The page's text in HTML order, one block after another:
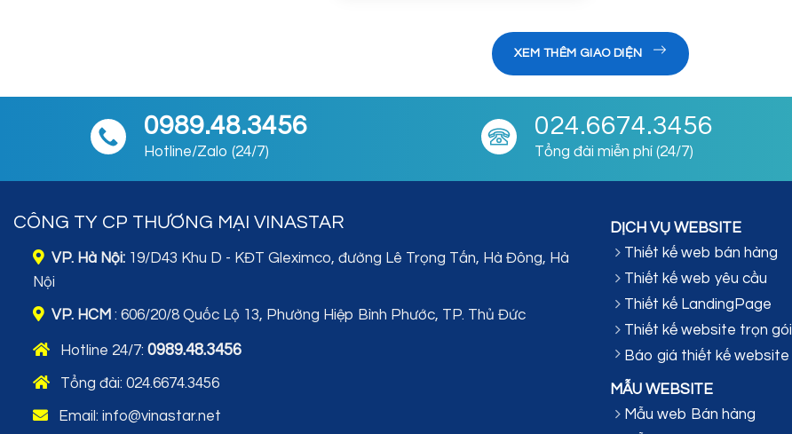
XEM THÊM GIAO DIỆN
0989.48.3456
Hotline/Zalo (24/7)
024.6674.3456
Tổng đài miễn phí (24/7)
CÔNG TY CP THƯƠNG MẠI VINASTAR
VP. Hà Nội: 19/D43 Khu D - KĐT Gleximco, đường Lê Trọng Tấn, Hà Đông, Hà
Nội
VP. HCM : 606/20/8 Quốc Lộ 13, Phường Hiệp Bình Phước, TP. Thủ Đức
Hotline 24/7:0989.48.3456
Tổng đài:024.6674.3456
Email: info@vinastar.net
DỊCH VỤ WEBSITE
Thiết kế web bán hàng
Thiết kế web yêu cầu
Thiết kế LandingPage
Thiết kế website trọn gói
Báo giá thiết kế website
MẪU WEBSITE
Mẫu web Bán hàng